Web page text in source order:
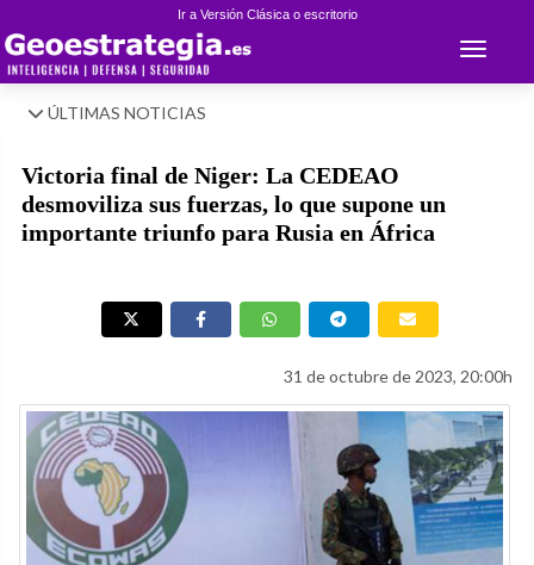
Ir a Versión Clásica o escritorio
Toggle
ÚLTIMAS NOTICIAS
Victoria final de Niger: La CEDEAO
desmoviliza sus fuerzas, lo que supone un
importante triunfo para Rusia en África
31 de octubre de 2023, 20:00h